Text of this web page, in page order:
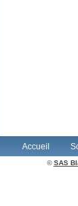
Accueil
©SAS